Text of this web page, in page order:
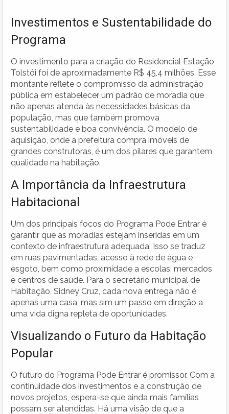
Investimentos e Sustentabilidade do
Programa
O investimento para a criação do Residencial Estação
Tolstói foi de aproximadamente R$ 45,4 milhões. Esse
montante reflete o compromisso da administração
pública em estabelecer um padrão de moradia que
não apenas atenda às necessidades básicas da
população, mas que também promova
sustentabilidade e boa convivência. O modelo de
aquisição, onde a prefeitura compra imóveis de
grandes construtoras, é um dos pilares que garantem
qualidade na habitação.
A Importância da Infraestrutura
Habitacional
Um dos principais focos do Programa Pode Entrar é
garantir que as moradias estejam inseridas em um
contexto de infraestrutura adequada. Isso se traduz
em ruas pavimentadas, acesso à rede de água e
esgoto, bem como proximidade a escolas, mercados
e centros de saúde. Para o secretário municipal de
Habitação, Sidney Cruz, cada nova entrega não é
apenas uma casa, mas sim um passo em direção a
uma vida digna repleta de oportunidades.
Visualizando o Futuro da Habitação
Popular
O futuro do Programa Pode Entrar é promissor. Com a
continuidade dos investimentos e a construção de
novos projetos, espera-se que ainda mais famílias
possam ser atendidas. Há uma visão de que a